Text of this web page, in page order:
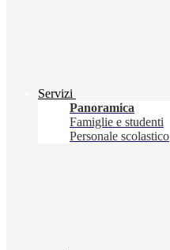
Servizi
Panoramica
Famiglie e studenti
Personale scolastico